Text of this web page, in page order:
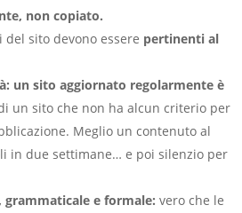
non copiato.
del sito devono essere pertinenti al
un sito aggiornato regolarmente è
un sito che non ha alcun criterio per
Meglio un contenuto al
in due settimane… e poi silenzio per
e formale: vero che le